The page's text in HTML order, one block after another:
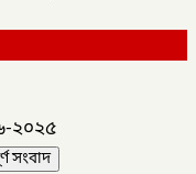
২০২৫
সংবাদ